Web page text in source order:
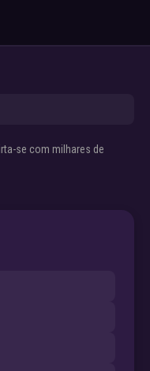
se com milhares de